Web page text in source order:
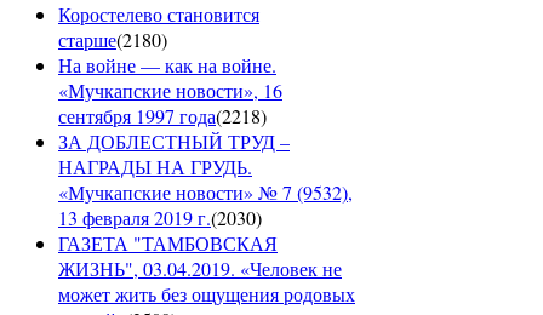
Коростелево становится
старше(2180)
На войне — как на войне.
«Мучкапские новости», 16
сентября 1997 года(2218)
ЗА ДОБЛЕСТНЫЙ ТРУД –
НАГРАДЫ НА ГРУДЬ.
«Мучкапские новости» № 7 (9532),
13 февраля 2019 г.(2030)
ГАЗЕТА "ТАМБОВСКАЯ
ЖИЗНЬ", 03.04.2019. «Человек не
может жить без ощущения родовых